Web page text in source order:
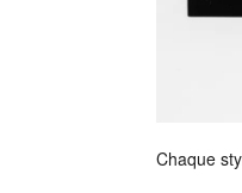
Chaque